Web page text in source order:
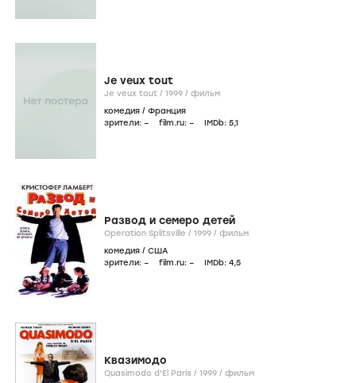
Je veux tout
Je veux tout / 1999 / фильм
комедия / Франция
зрители: – film.ru: – IMDb: 5,1
Развод и семеро детей
Operation Splitsville / 1999 / фильм
комедия / США
зрители: – film.ru: – IMDb: 4,5
Квазимодо
Quasimodo d'El Paris / 1999 / фильм